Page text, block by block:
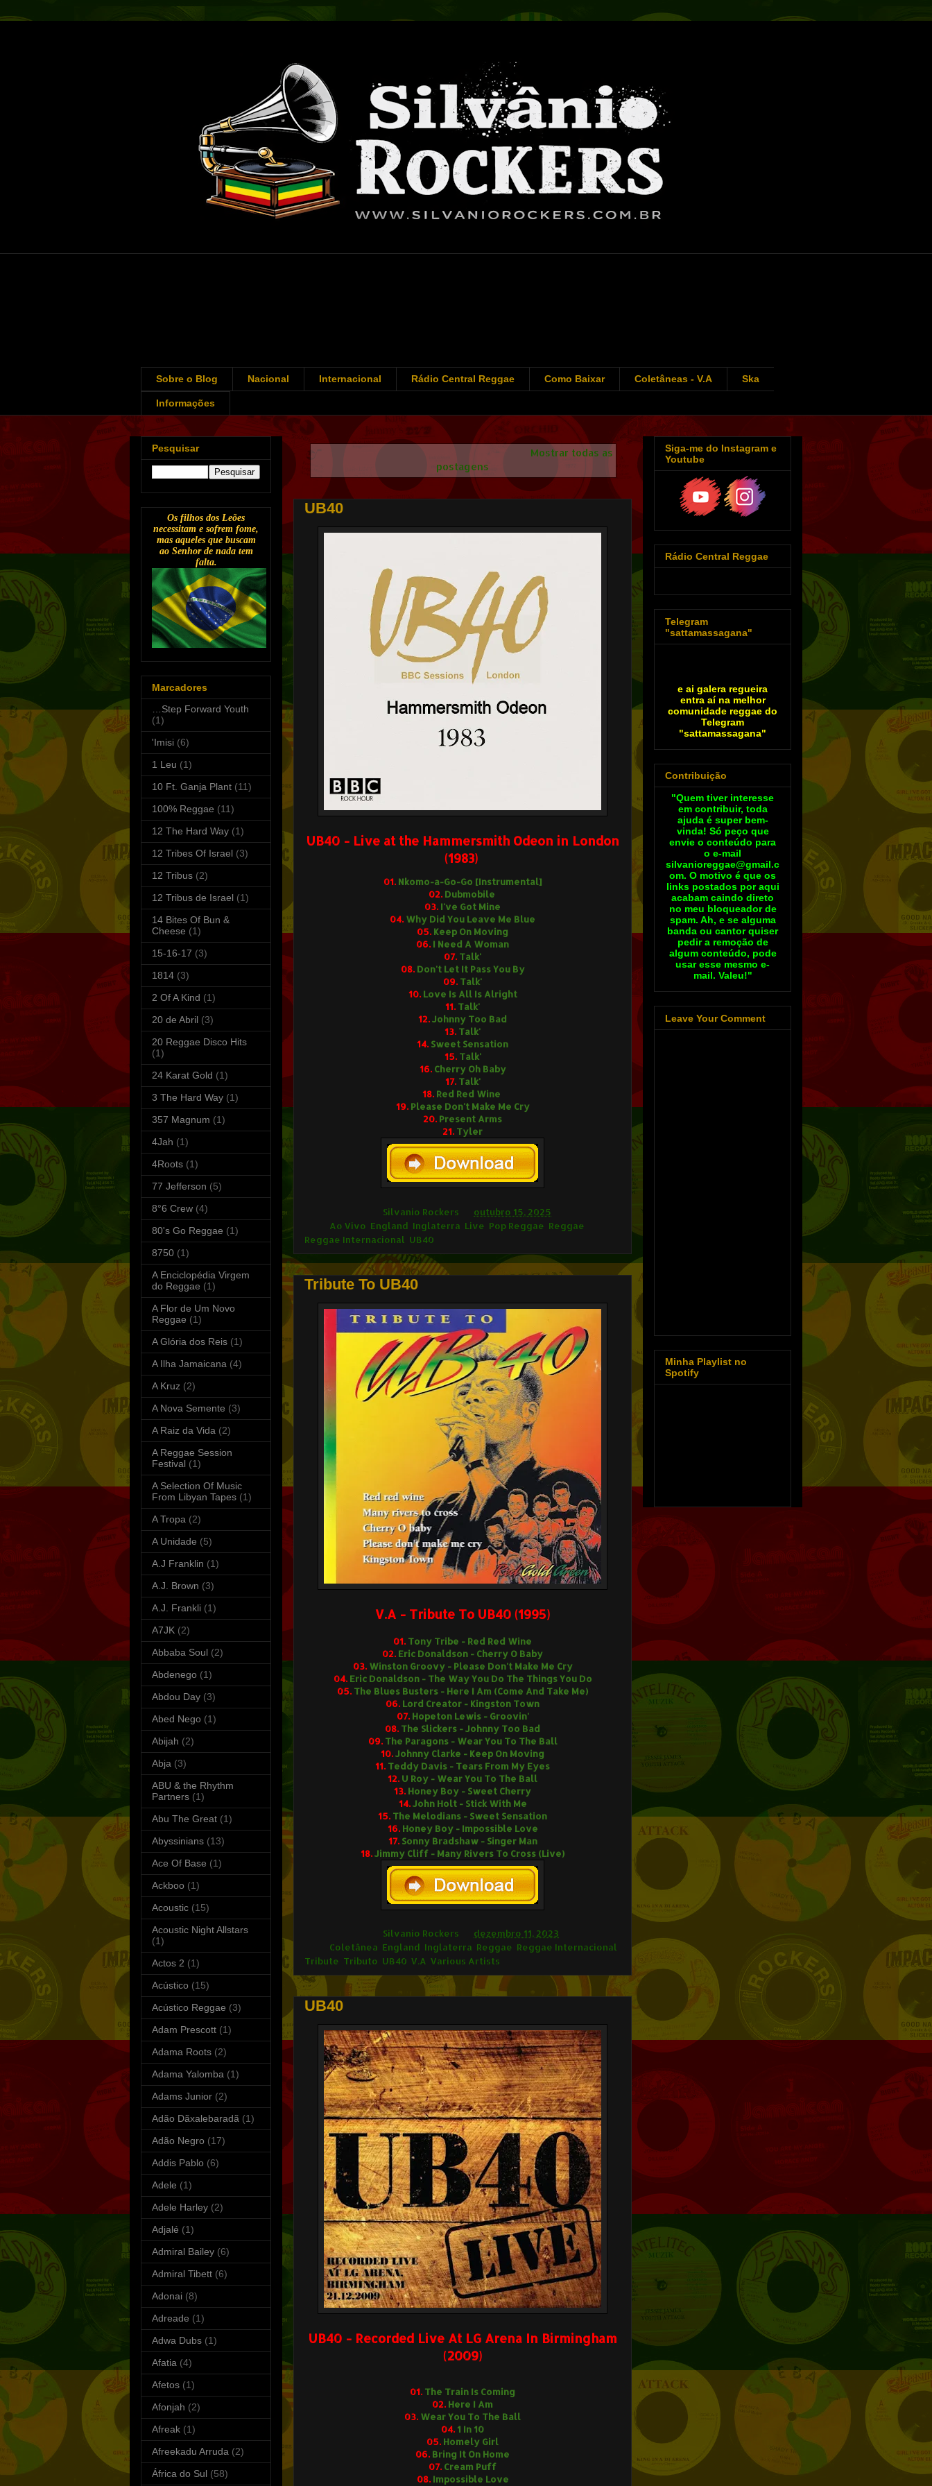
Sobre o Blog Nacional Internacional Rádio Central Reggae Como Baixar Coletâneas - V.A Ska
Informações
Mostrando postagens com marcador
Mostrar todas as
postagens
UB40
UB40 - Live at the Hammersmith Odeon in London
(1983)
01. Nkomo-a-Go-Go [Instrumental]
02. Dubmobile
03. I've Got Mine
04. Why Did You Leave Me Blue
05. Keep On Moving
06. I Need A Woman
07. Talk'
08. Don't Let It Pass You By
09. Talk'
10. Love Is All Is Alright
11. Talk'
12.Johnny Too Bad
13. Talk'
14. Sweet Sensation
15. Talk'
16. Cherry Oh Baby
17. Talk'
18. Red Red Wine
19. Please Don't Make Me Cry
20. Present Arms
21. Tyler
Silvanio Rockers
outubro 15, 2025
Ao Vivo England Inglaterra Live Pop Reggae Reggae
Reggae Internacional UB40
Tribute To UB40
V.A - Tribute To UB40 (1995)
01. Tony Tribe - Red Red Wine
02. Eric Donaldson - Cherry O Baby
03. Winston Groovy - Please Don't Make Me Cry
04. Eric Donaldson - The Way You Do The Things You Do
05. The Blues Busters - Here I Am (Come And Take Me)
06. Lord Creator - Kingston Town
07. Hopeton Lewis - Groovin'
08. The Slickers - Johnny Too Bad
09. The Paragons - Wear You To The Ball
10.Johnny Clarke - Keep On Moving
11. Teddy Davis - Tears From My Eyes
12. U Roy - Wear You To The Ball
13. Honey Boy - Sweet Cherry
14.John Holt - Stick With Me
15. The Melodians - Sweet Sensation
16. Honey Boy - Impossible Love
17. Sonny Bradshaw - Singer Man
18.Jimmy Cliff - Many Rivers To Cross (Live)
Silvanio Rockers
dezembro 11, 2023
Coletânea England Inglaterra Reggae Reggae Internacional
Tribute Tributo UB40 V.A Various Artists
UB40
UB40 - Recorded Live At LG Arena In Birmingham
(2009)
01. The Train Is Coming
02. Here I Am
03. Wear You To The Ball
04. 1 In 10
05. Homely Girl
06. Bring It On Home
07. Cream Puff
08. Impossible Love
Pesquisar
Os filhos dos Leões
necessitam e sofrem fome,
mas aqueles que buscam
ao Senhor de nada tem
falta.
Marcadores
…Step Forward Youth
(1)
'Imisi (6)
1 Leu (1)
10 Ft. Ganja Plant (11)
100% Reggae (11)
12 The Hard Way (1)
12 Tribes Of Israel (3)
12 Tribus (2)
12 Tribus de Israel (1)
14 Bites Of Bun &
Cheese (1)
15-16-17 (3)
1814 (3)
2 Of A Kind (1)
20 de Abril (3)
20 Reggae Disco Hits
(1)
24 Karat Gold (1)
3 The Hard Way (1)
357 Magnum (1)
4Jah (1)
4Roots (1)
77 Jefferson (5)
8°6 Crew (4)
80's Go Reggae (1)
8750 (1)
A Enciclopédia Virgem
do Reggae (1)
A Flor de Um Novo
Reggae (1)
A Glória dos Reis (1)
A Ilha Jamaicana (4)
A Kruz (2)
A Nova Semente (3)
A Raiz da Vida (2)
A Reggae Session
Festival (1)
A Selection Of Music
From Libyan Tapes (1)
A Tropa (2)
A Unidade (5)
A.J Franklin (1)
A.J. Brown (3)
A.J. Frankli (1)
A7JK (2)
Abbaba Soul (2)
Abdenego (1)
Abdou Day (3)
Abed Nego (1)
Abijah (2)
Abja (3)
ABU & the Rhythm
Partners (1)
Abu The Great (1)
Abyssinians (13)
Ace Of Base (1)
Ackboo (1)
Acoustic (15)
Acoustic Night Allstars
(1)
Actos 2 (1)
Acústico (15)
Acústico Reggae (3)
Adam Prescott (1)
Adama Roots (2)
Adama Yalomba (1)
Adams Junior (2)
Adão Dãxalebaradã (1)
Adão Negro (17)
Addis Pablo (6)
Adele (1)
Adele Harley (2)
Adjalé (1)
Admiral Bailey (6)
Admiral Tibett (6)
Adonai (8)
Adreade (1)
Adwa Dubs (1)
Afatia (4)
Afetos (1)
Afonjah (2)
Afreak (1)
Afreekadu Arruda (2)
África do Sul (58)
Siga-me do Instagram e
Youtube
Rádio Central Reggae
Telegram
"sattamassagana"
e ai galera regueira
entra aí na melhor
comunidade reggae do
Telegram
"sattamassagana"
Contribuição
"Quem tiver interesse
em contribuir, toda
ajuda é super bem-
vinda! Só peço que
envie o conteúdo para
o e-mail
silvanioreggae@gmail.c
om. O motivo é que os
links postados por aqui
acabam caindo direto
no meu bloqueador de
spam. Ah, e se alguma
banda ou cantor quiser
pedir a remoção de
algum conteúdo, pode
usar esse mesmo e-
mail. Valeu!"
Leave Your Comment
Minha Playlist no
Spotify